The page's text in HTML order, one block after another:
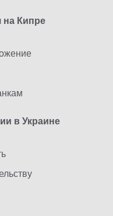
на Кипре
в Украине